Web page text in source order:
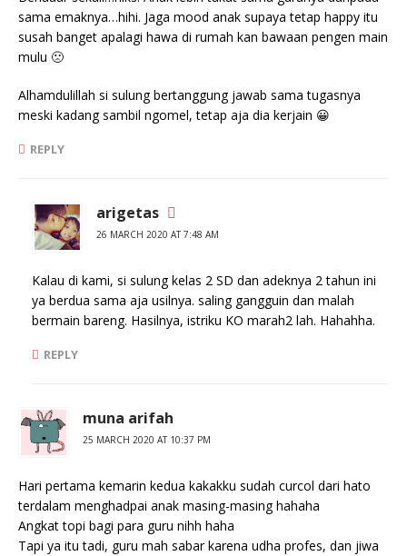
sama emaknya…hihi. Jaga mood anak supaya tetap happy itu
susah banget apalagi hawa di rumah kan bawaan pengen main
mulu 🙁
Alhamdulillah si sulung bertanggung jawab sama tugasnya
meski kadang sambil ngomel, tetap aja dia kerjain 😀
REPLY
arigetas
26 MARCH 2020 AT 7:48 AM
Kalau di kami, si sulung kelas 2 SD dan adeknya 2 tahun ini
ya berdua sama aja usilnya. saling gangguin dan malah
bermain bareng. Hasilnya, istriku KO marah2 lah. Hahahha.
REPLY
muna arifah
25 MARCH 2020 AT 10:37 PM
Hari pertama kemarin kedua kakakku sudah curcol dari hato
terdalam menghadpai anak masing-masing hahaha
Angkat topi bagi para guru nihh haha
Tapi ya itu tadi, guru mah sabar karena udha profes, dan jiwa